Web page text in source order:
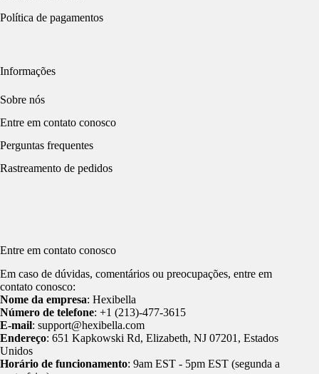
Política de pagamentos
Informações
Sobre nós
Entre em contato conosco
Perguntas frequentes
Rastreamento de pedidos
Entre em contato conosco
Em caso de dúvidas, comentários ou preocupações, entre em
contato conosco:
Nome da empresa: Hexibella
Número de telefone: +1 (213)-477-3615
E-mail: support@hexibella.com
Endereço: 651 Kapkowski Rd, Elizabeth, NJ 07201, Estados
Unidos
Horário de funcionamento: 9am EST - 5pm EST (segunda a